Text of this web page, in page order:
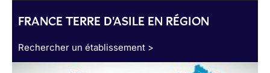
FRANCE TERRE D'ASILE EN RÉGION
Rechercher un établissement >